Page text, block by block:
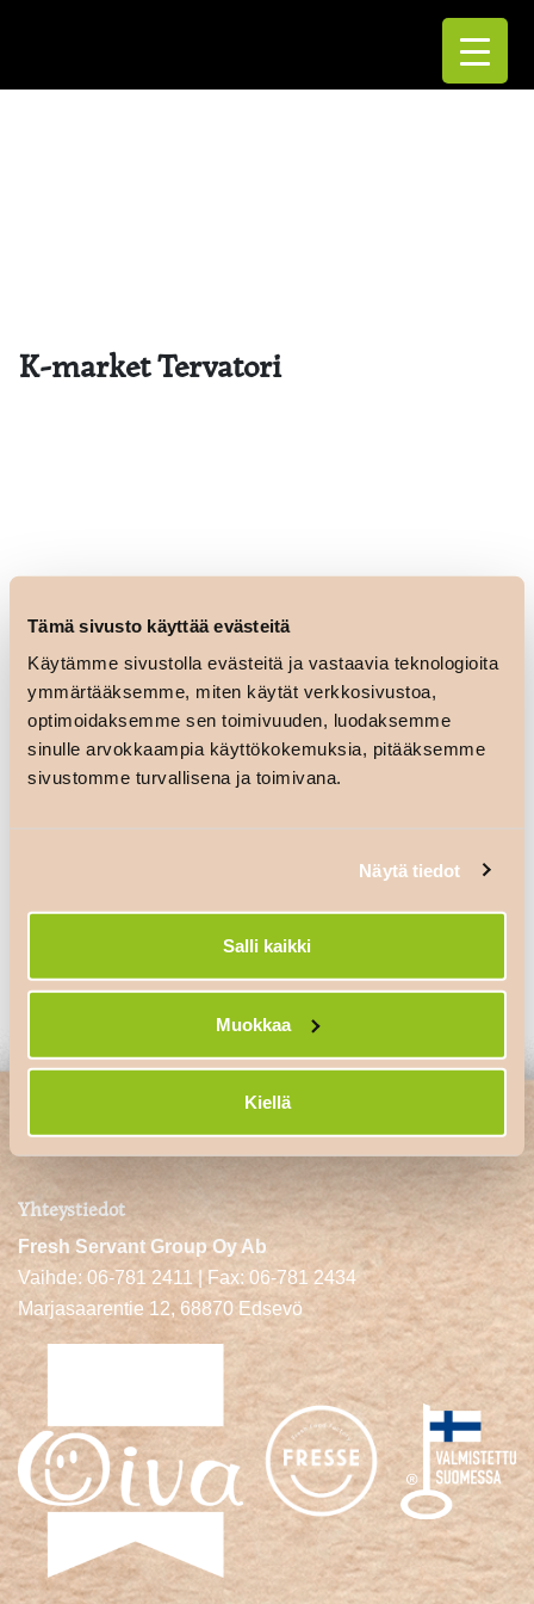
Tämä sivusto käyttää evästeitä
Käytämme sivustolla evästeitä ja vastaavia teknologioita
ymmärtääksemme, miten käytät verkkosivustoa,
optimoidaksemme sen toimivuuden, luodaksemme
sinulle arvokkaampia käyttökokemuksia, pitääksemme
sivustomme turvallisena ja toimivana.
Näytä tiedot
Salli kaikki
Muokkaa
Kiellä
K-market Tervatori
Vastaa
kirjautua sisäänkommentoidaksesi.
Yhteystiedot
Fresh Servant Group Oy Ab
Vaihde: 06-781 2411 | Fax: 06-781 2434
Marjasaarentie 12, 68870 Edsevö